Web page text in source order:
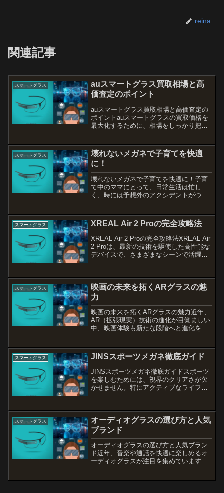
reina
関連記事
スマートグラス
auスマートグラス買取相場と高
価査定のポイント
auスマートグラス買取相場と高価査定の
ポイントauスマートグラスの買取価格を
最大化するために、相場をしっかり把握
の状態であれば、高額で買取してもらえ
るチャンスが広がりま...
スマートグラス
壊れないメガネで子育てを快適
に！
壊れないメガネで子育てを快適に！子育
て中のママにとって、日常生活は忙し
く、時には予想外のアクシデントがつき
よね。そこで今回は、育児にぴったりな
壊れにくいメガネの選び方や...
スマートグラス XREAL Air 2 Proの完全攻略法
XREAL Air 2 Proの完全攻略法XREAL Air
2 Proは、最新の技術を駆使した高性能な
デバイスで、さまざまなシーンで活躍し
の使用体験を通じてその魅力を...
スマートグラス
映画の未来を拓くARグラスの魅
力
映画の未来を拓くARグラスの魅力近年、
AR（拡張現実）技術の進化が目覚ましい
中、映画体験も新たな段階へと進化を遂
感のあるものになるだけでなく、家庭で
の視聴スタイルにも...
スマートグラス JINSスポーツメガネ徹底ガイド
JINSスポーツメガネ徹底ガイドスポーツ
を楽しむためには、視界のクリアさが欠
かせません。特にアクティブなライフス
JINSのスポーツメガネに焦点を当て、そ
の度付きオプション...
スマートグラス
オーディオグラスの選び方と人気
ブランド
オーディオグラスの選び方と人気ブラン
ド近年、音楽や通話を快適に楽しめるオ
ーディオグラスが注目を集めています。